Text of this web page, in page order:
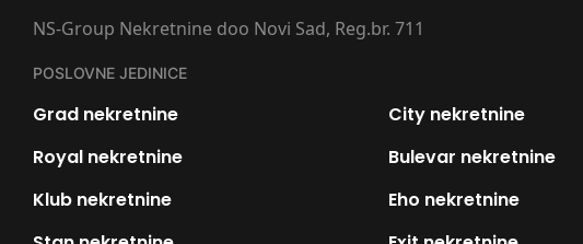
NS-Group Nekretnine doo Novi Sad, Reg.br. 711
POSLOVNE JEDINICE
Grad nekretnine City nekretnine
Royal nekretnine
Bulevar nekretnine
Klub nekretnine
Eho nekretnine